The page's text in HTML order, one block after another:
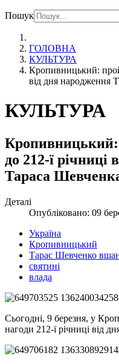
Пошук
ГОЛОВНА
КУЛЬТУРА
Кропивницький:
від дня
КУЛЬТУРА
Кропивницький:
до 212-ї річниці
Тараса
Деталі
Опубліковано: 09
Україна
Кропивницький
Тарас Шевченко
святині
влада
Сьогодні, 9 березня, у
нагоди 212-ї річниці від